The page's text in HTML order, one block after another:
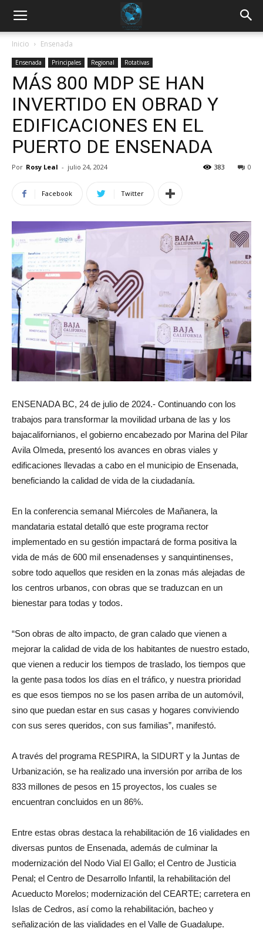
Inicio Ensenada
Ensenada Principales Regional Rotativas
MÁS 800 MDP SE HAN
INVERTIDO EN OBRAD Y
EDIFICACIONES EN EL
PUERTO DE ENSENADA
Por Rosy Leal - julio 24, 2024 0
383
Facebook Twitter
ENSENADA BC, 24 de julio de 2024.- Continuando con los
trabajos para transformar la movilidad urbana de las y los
bajacalifornianos, el gobierno encabezado por Marina del Pilar
Avila Olmeda, presentó los avances en obras viales y
edificaciones llevadas a cabo en el municipio de Ensenada,
beneficiando la calidad de vida de la ciudadanía.
En la conferencia semanal Miércoles de Mañanera, la
mandataria estatal detalló que este programa rector
implementado en su gestión impactará de forma positiva la
vida de más de 600 mil ensenadenses y sanquintinenses,
sobre todo aquellos que residen en la zonas más alejadas de
los centros urbanos, con obras que se traduzcan en un
bienestar para todas y todos.
“Son obras de alto impacto, de gran calado que vienen a
mejorar la calidad de vida de los habitantes de nuestro estado,
que vienen a reducir los tiempos de traslado, los tiempos que
la gente pasa todos los días en el tráfico, y nuestra prioridad
es que esos tiempos no se los pasen arriba de un automóvil,
sino que puedan estar en sus casas y hogares conviviendo
con sus seres queridos, con sus familias”, manifestó.
A través del programa RESPIRA, la SIDURT y la Juntas de
Urbanización, se ha realizado una inversión por arriba de los
833 millones de pesos en 15 proyectos, los cuales se
encuentran concluidos en un 86%.
Entre estas obras destaca la rehabilitación de 16 vialidades en
diversas puntos de Ensenada, además de culminar la
modernización del Nodo Vial El Gallo; el Centro de Justicia
Penal; el Centro de Desarrollo Infantil, la rehabilitación del
Acueducto Morelos; modernización del CEARTE; carretera en
Islas de Cedros, así como la rehabilitación, bacheo y
señalización de las vialidades en el Valle de Guadalupe.